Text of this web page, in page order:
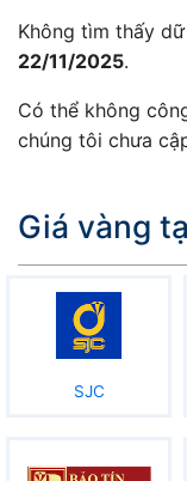
Không tìm thấy
22/11/2025.
Có thể không
chúng tôi chưa
Giá vàng
SJC